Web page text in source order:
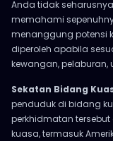
Anda tidak
memahami
menanggung potensi
diperoleh apabila
kewangan,
Sekatan Bidang
penduduk di bidang
perkhidmatan
kuasa, termasuk